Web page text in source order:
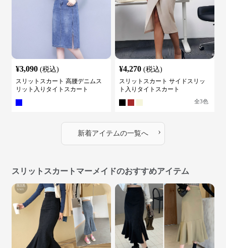
¥3,090 (税込)
スリットスカート 高腰デニムス
リット入りタイトスカート
¥4,270 (税込)
スリットスカート サイドスリッ
ト入りタイトスカート
全3色
新着アイテムの一覧へ ›
スリットスカートマーメイドのおすすめアイテム